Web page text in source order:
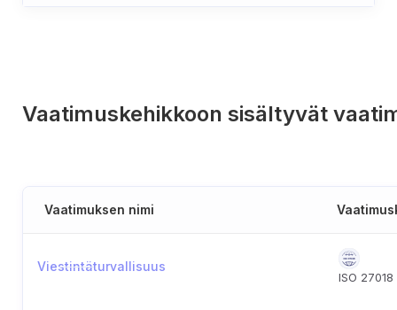
Vaatimuskehikkoon sisältyvät
Vaatimuksen nimi
Viestintäturvallisuus
ISO 27018